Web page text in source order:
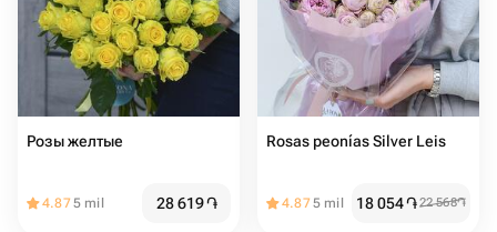
Розы желтые
4.875 mil 28 619֏
Rosas peonías Silver Leis
4.875 mil 18 054֏22 568֏